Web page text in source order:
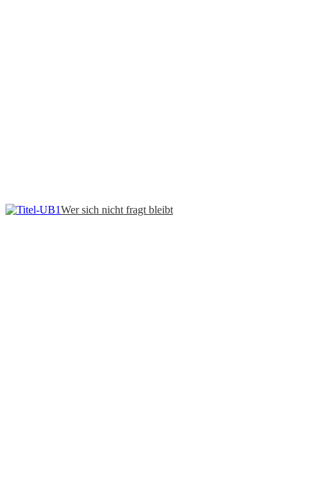
Wer sich nicht fragt bleibt